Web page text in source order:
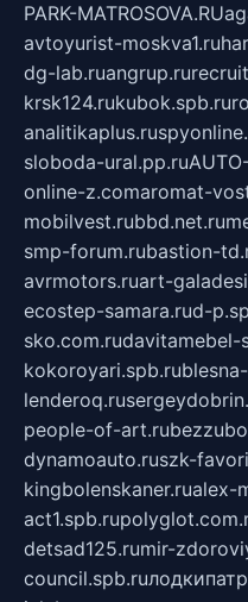
PARK-MATROSOVA.RU
avtoyurist-moskva1.ru
dg-lab.ruangrup.ru
krsk124.rukubok.spb.ru
analitikaplus.ru
sloboda-ural.pp.ru
online-z.comaromat-
mobilvest.rubbd.net.ru
smp-forum.rubastion-
avrmotors.ruart-
ecostep-samara.rud-
sko.com.rudavitamebel-
kokoroyari.spb.ru
lenderoq.ru
people-of-art.ru
dynamoauto.ruszk-
kingbolenskaner.rualex-
act1.spb.ru
detsad125.rumir-
council.spb.ru